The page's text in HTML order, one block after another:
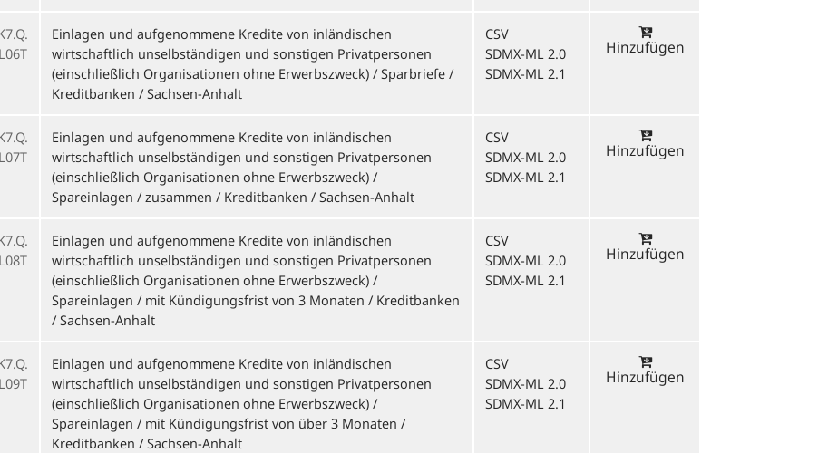
Einlagen und aufgenommene Kredite von inländischen
wirtschaftlich unselbständigen und sonstigen Privatpersonen
(einschließlich Organisationen ohne Erwerbszweck) / Sparbriefe /
Kreditbanken / Sachsen-Anhalt
CSV
SDMX-ML 2.0
SDMX-ML 2.1
Hinzufügen
Einlagen und aufgenommene Kredite von inländischen
wirtschaftlich unselbständigen und sonstigen Privatpersonen
(einschließlich Organisationen ohne Erwerbszweck) /
Spareinlagen / zusammen / Kreditbanken / Sachsen-Anhalt
CSV
SDMX-ML 2.0
SDMX-ML 2.1
Hinzufügen
Einlagen und aufgenommene Kredite von inländischen
wirtschaftlich unselbständigen und sonstigen Privatpersonen
(einschließlich Organisationen ohne Erwerbszweck) /
Spareinlagen / mit Kündigungsfrist von 3 Monaten / Kreditbanken
/ Sachsen-Anhalt
CSV
SDMX-ML 2.0
SDMX-ML 2.1
Hinzufügen
Einlagen und aufgenommene Kredite von inländischen
wirtschaftlich unselbständigen und sonstigen Privatpersonen
(einschließlich Organisationen ohne Erwerbszweck) /
Spareinlagen / mit Kündigungsfrist von über 3 Monaten /
Kreditbanken / Sachsen-Anhalt
CSV
SDMX-ML 2.0
SDMX-ML 2.1
Hinzufügen